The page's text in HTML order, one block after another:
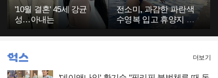
'10월 결혼' 45세 강균
성…아내는
전소미, 과감한 파란색
수영복 입고 휴양지 포
더보기